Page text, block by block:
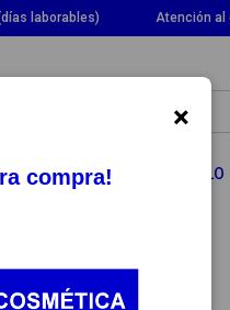
laborables) Atención al
BEBÉ Y MAMÁTOGGLE CABELLO
×